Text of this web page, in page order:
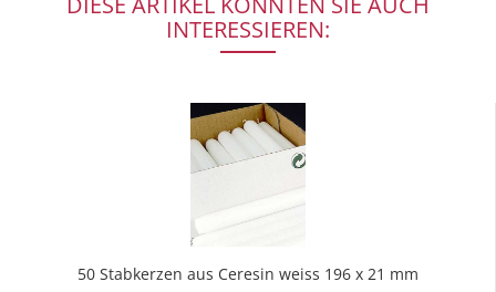
INTERESSIEREN:
50 Stabkerzen aus Ceresin weiss 196 x 21 mm